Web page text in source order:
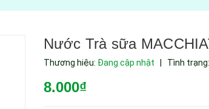
Nước Trà sữa
Thương hiệu: Đang cập nhật Tình trạng:
8.000₫